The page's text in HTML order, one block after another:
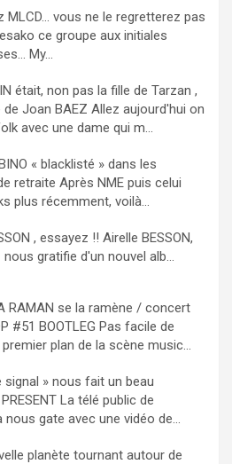
MLCD… vous ne le regretterez pas
ce groupe aux initiales
My...
était, non pas la fille de Tarzan ,
Joan BAEZ Allez aujourd'hui on
avec une dame qui m...
« blacklisté » dans les
retraite Après NME puis celui
plus récemment, voilà...
, essayez !! Airelle BESSON,
gratifie d'un nouvel alb...
RAMAN se la ramène / concert
#51 BOOTLEG Pas facile de
plan de la scène music...
signal » nous fait un beau
La télé public de
nous gate avec une vidéo de...
planète tournant autour de